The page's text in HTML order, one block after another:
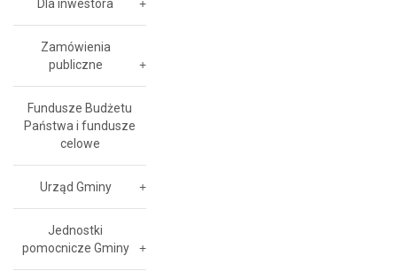
Dla inwestora
Zamówienia
publiczne
Fundusze Budżetu
Państwa i fundusze
celowe
Urząd Gminy
Jednostki
pomocnicze Gminy